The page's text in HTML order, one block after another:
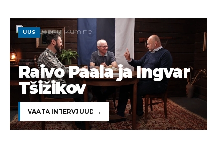
UUS
Raivo Paala ja Ingvar
Tšižikov
VAATA INTERVJUUD